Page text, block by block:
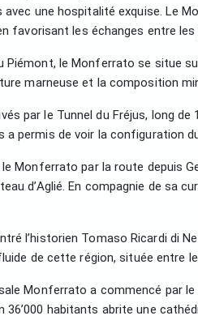
une hospitalité exquise. Le
favorisant les échanges entre
Piémont, le Monferrato se situe
marneuse et la composition
par le Tunnel du Fréjus, long
a permis de voir la configuration
Monferrato par la route depuis
d’Aglié. En compagnie de sa
l’historien Tomaso Ricardi di
de cette région, située entre
Monferrato a commencé par
36’000 habitants abrite une